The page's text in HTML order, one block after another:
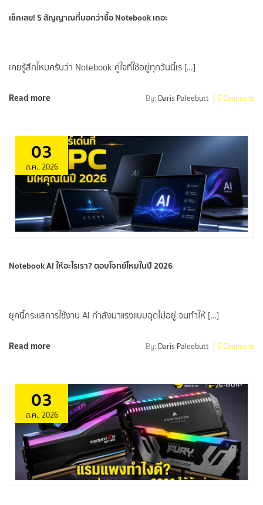
เช็กเลย! 5 สัญญาณที่บอกว่าซื้อ Notebook เถอะ
เคยรู้สึกไหมครับว่า Notebook คู่ใจที่ใช้อยู่ทุกวันนี้เร […]
Read more By: Daris Paleebutt 0 Comment
03
ส.ค., 2026
Notebook AI ให้อะไรเรา? ตอบโจทย์ไหมในปี 2026
ยุคนี้กระแสการใช้งาน AI กำลังมาแรงแบบฉุดไม่อยู่ จนทำให้ […]
Read more By: Daris Paleebutt 0 Comment
03
ส.ค., 2026